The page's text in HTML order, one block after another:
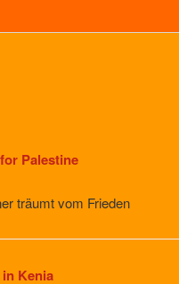
Palestine
träumt vom Frieden
Kenia